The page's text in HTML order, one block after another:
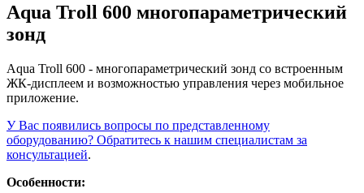
Aqua Troll 600 многопараметрический
зонд
Aqua Troll 600 - многопараметрический зонд со встроенным
ЖК-дисплеем и возможностью управления через мобильное
приложение.
У Вас появились вопросы по представленному
оборудованию? Обратитесь к нашим специалистам за
консультацией.
Особенности: